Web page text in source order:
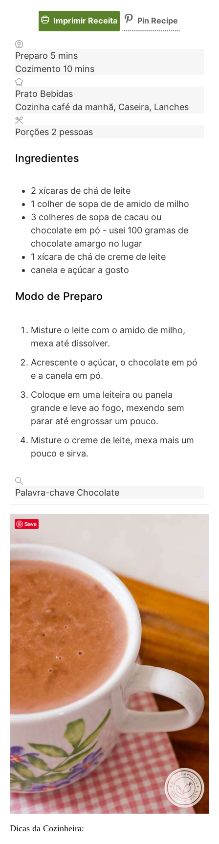
Imprimir Receita Pin Recipe
Preparo 5 mins
Cozimento 10 mins
Prato Bebidas
Cozinha café da manhã, Caseira, Lanches
Porções 2 pessoas
Ingredientes
2 xícaras de chá de leite
1 colher de sopa de de amido de milho
3 colheres de sopa de cacau ou
chocolate em pó - usei 100 gramas de
chocolate amargo no lugar
1 xícara de chá de creme de leite
canela e açúcar a gosto
Modo de Preparo
Misture o leite com o amido de milho,
mexa até dissolver.
Acrescente o açúcar, o chocolate em pó
e a canela em pó.
Coloque em uma leiteira ou panela
grande e leve ao fogo, mexendo sem
parar até engrossar um pouco.
Misture o creme de leite, mexa mais um
pouco e sirva.
Palavra-chave Chocolate
Dicas da Cozinheira:
Save